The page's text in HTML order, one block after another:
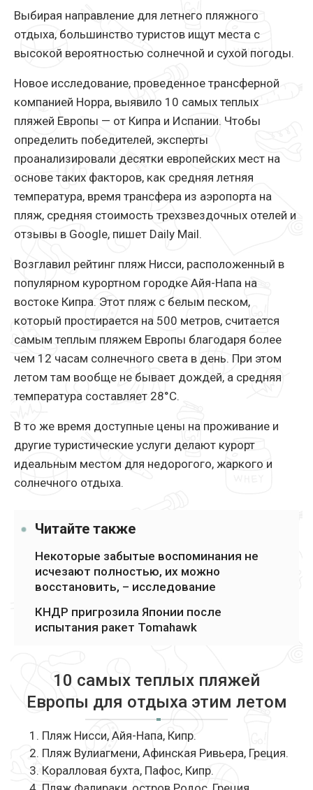
Выбирая направление для летнего пляжного
отдыха, большинство туристов ищут места с
высокой вероятностью солнечной и сухой погоды.
Новое исследование, проведенное трансферной
компанией Hoppa, выявило 10 самых теплых
пляжей Европы — от Кипра и Испании. Чтобы
определить победителей, эксперты
проанализировали десятки европейских мест на
основе таких факторов, как средняя летняя
температура, время трансфера из аэропорта на
пляж, средняя стоимость трехзвездочных отелей и
отзывы в Google, пишет Daily Mail.
Возглавил рейтинг пляж Нисси, расположенный в
популярном курортном городке Айя-Напа на
востоке Кипра. Этот пляж с белым песком,
который простирается на 500 метров, считается
самым теплым пляжем Европы благодаря более
чем 12 часам солнечного света в день. При этом
летом там вообще не бывает дождей, а средняя
температура составляет 28°C.
В то же время доступные цены на проживание и
другие туристические услуги делают курорт
идеальным местом для недорогого, жаркого и
солнечного отдыха.
Читайте также
Некоторые забытые воспоминания не
исчезают полностью, их можно
восстановить, – исследование
КНДР пригрозила Японии после
испытания ракет Tomahawk
10 самых теплых пляжей
Европы для отдыха этим летом
Пляж Нисси, Айя-Напа, Кипр.
Пляж Вулиагмени, Афинская Ривьера, Греция.
Коралловая бухта, Пафос, Кипр.